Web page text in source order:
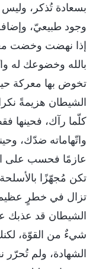
بسعادة تُذكر،
وجود طبيعيّ،
إذا نهضت وخضت
بالله وخضوعك له
تخوض بها معركة
الشيطان هزيمةً
كلّما رآك، فحينها
واتّهاماته ضدّك،
عازمًا فحسب على
تكن مُجهّزًا بالأسلحة
تزال في خطرٍ
الشيطان قد عذبك
شيءٌ من القوّة،
الشهادة، ولم